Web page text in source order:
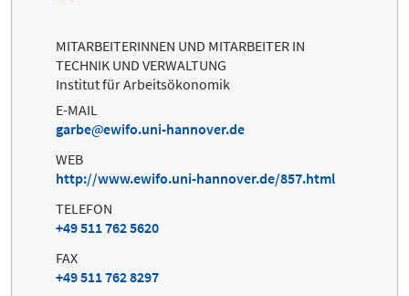
MITARBEITERINNEN UND MITARBEITER IN
TECHNIK UND VERWALTUNG
Institut für Arbeitsökonomik
E-MAIL
garbe
ewifo.uni-hannover.de
WEB
http://www.ewifo.uni-hannover.de/857.html
TELEFON
+49 511 762 5620
FAX
+49 511 762 8297